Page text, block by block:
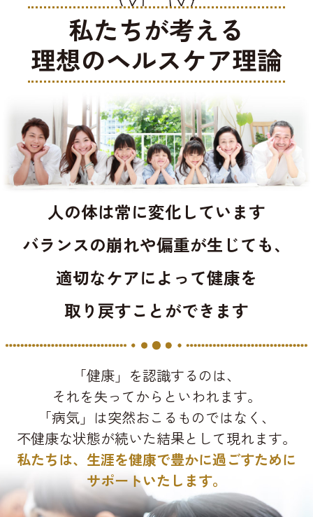
私たちが考える
理想のヘルスケア理論
人の体は常に変化しています
バランスの崩れや偏重が生じても、
適切なケアによって健康を
取り戻すことができます
「健康」を認識するのは、
それを失ってからといわれます。
「病気」は突然おこるものではなく、
不健康な状態が続いた結果として現れます。
私たちは、生涯を健康で豊かに過ごすために
サポートいたします。